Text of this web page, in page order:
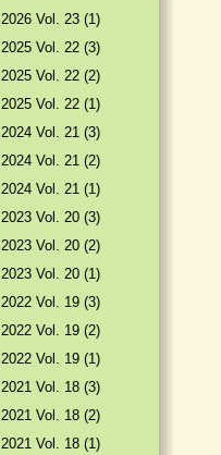
2026 Vol. 23 (1)
2025 Vol. 22 (3)
2025 Vol. 22 (2)
2025 Vol. 22 (1)
2024 Vol. 21 (3)
2024 Vol. 21 (2)
2024 Vol. 21 (1)
2023 Vol. 20 (3)
2023 Vol. 20 (2)
2023 Vol. 20 (1)
2022 Vol. 19 (3)
2022 Vol. 19 (2)
2022 Vol. 19 (1)
2021 Vol. 18 (3)
2021 Vol. 18 (2)
2021 Vol. 18 (1)